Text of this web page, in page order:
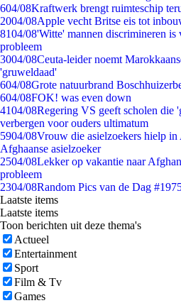
604/08Kraftwerk brengt ruimteschip
2004/08Apple vecht Britse eis tot
8104/08'Witte' mannen discrimineren is
probleem
3004/08Ceuta-leider noemt
'gruweldaad'
604/08Grote natuurbrand
604/08FOK! was even down
4104/08Regering VS geeft scholen die
verbergen voor ouders ultimatum
5904/08Vrouw die asielzoekers hielp
Afghaanse asielzoeker
2504/08Lekker op vakantie naar
probleem
2304/08Random Pics van de Dag
Laatste items
Laatste items
Toon berichten uit deze thema's
Actueel
Entertainment
Sport
Film & Tv
Games